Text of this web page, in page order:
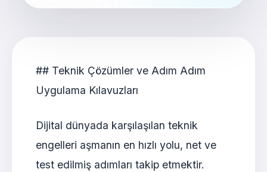
## Teknik Çözümler ve Adım Adım
Uygulama Kılavuzları
Dijital dünyada karşılaşılan teknik
engelleri aşmanın en hızlı yolu, net ve
test edilmiş adımları takip etmektir.